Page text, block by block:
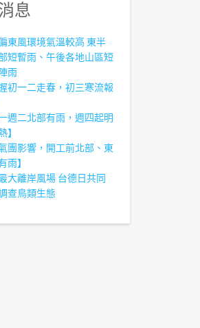
息
東風環境氣溫較高 東半
短暫雨、午後各地山區短
雨
握初一二走春，初三寒流報
一週二北部有雨，週四起明
】
氣團影響，開工前北部、東
雨】
大離岸風場 台德日共同
查鳥類生態